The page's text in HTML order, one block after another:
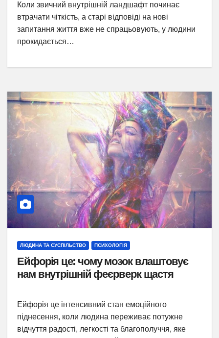
Коли звичний внутрішній ландшафт починає
втрачати чіткість, а старі відповіді на нові
запитання життя вже не спрацьовують, у людини
прокидається…
ЛЮДИНА ТА СУСПІЛЬСТВО ПСИХОЛОГІЯ
Ейфорія це: чому мозок влаштовує
нам внутрішній феєрверк щастя
Ейфорія це інтенсивний стан емоційного
піднесення, коли людина переживає потужне
відчуття радості, легкості та благополуччя, яке